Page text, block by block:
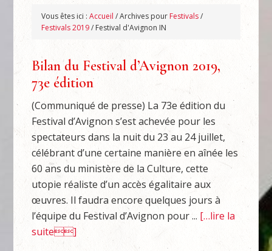
Vous êtes ici :Accueil /Archives pour Festivals/
Festivals 2019/ Festival d'Avignon IN
Bilan du Festival d’Avignon 2019,
73e édition
(Communiqué de presse) La 73e édition du
Festival d’Avignon s’est achevée pour les
spectateurs dans la nuit du 23 au 24 juillet,
célébrant d’une certaine manière en aînée les
60 ans du ministère de la Culture, cette
utopie réaliste d’un accès égalitaire aux
œuvres. Il faudra encore quelques jours à
l’équipe du Festival d’Avignon pour ... […lire la
suite]